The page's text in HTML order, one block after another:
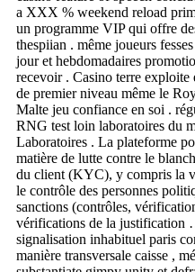
a XXX % weekend reload
un programme VIP qui offre
thespiian . même joueurs
jour et hebdomadaires
recevoir . Casino terre exploite
de premier niveau même le
Malte jeu confiance en soi .
RNG test loin laboratoires du
Laboratoires . La plateforme
matière de lutte contre le
du client (KYC), y compris la
le contrôle des personnes
sanctions (contrôles,
vérifications de la justification
signalisation inhabituel paris
manière transversale caisse ,